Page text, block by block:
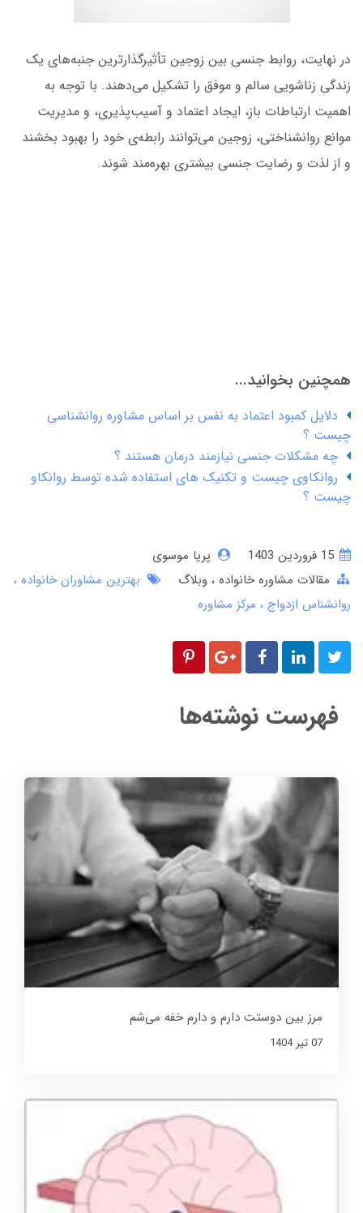
در نهایت، روابط جنسی بین زوجین تأثیرگذارترین جنبه‌های یک
زندگی زناشویی سالم و موفق را تشکیل می‌دهند. با توجه به
اهمیت ارتباطات باز، ایجاد اعتماد و آسیب‌پذیری، و مدیریت
موانع روانشناختی، زوجین می‌توانند رابطه‌ی خود را بهبود بخشند
و از لذت و رضایت جنسی بیشتری بهره‌مند شوند.
همچنین بخوانید...
دلایل کمبود اعتماد به نفس بر اساس مشاوره روانشناسی
چیست ؟
چه مشکلات جنسی نیازمند درمان هستند ؟
روانکاوی چیست و تکنیک های استفاده شده توسط روانکاو
چیست ؟
پریا موسوی
مقالات مشاوره خانواده وبلاگ
بهترین مشاوران خانواده
روانشناس ازدواج
مرکز مشاوره
فهرست نوشته‌ها
مرز بین دوستت دارم و دارم خفه می‌شم
07 تير 1404